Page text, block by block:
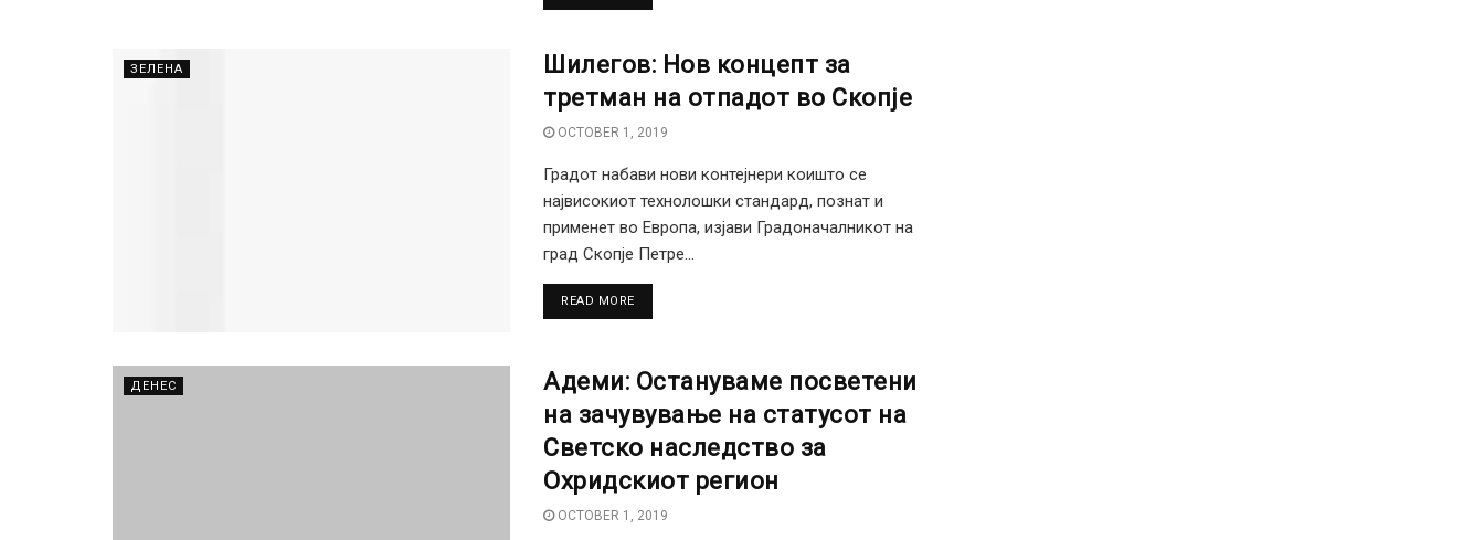
ЗЕЛЕНА
Шилегов: Нов концепт за
третман на отпадот во Скопје
OCTOBER 1, 2019
Градот набави нови контејнери коишто се
највисокиот технолошки стандард, познат и
применет во Европа, изјави Градоначалникот на
град Скопје Петре...
READ MOREDETAILS
ДЕНЕС
Адеми: Остануваме посветени
на зачувување на статусот на
Светско наследство за
Охридскиот регион
OCTOBER 1, 2019